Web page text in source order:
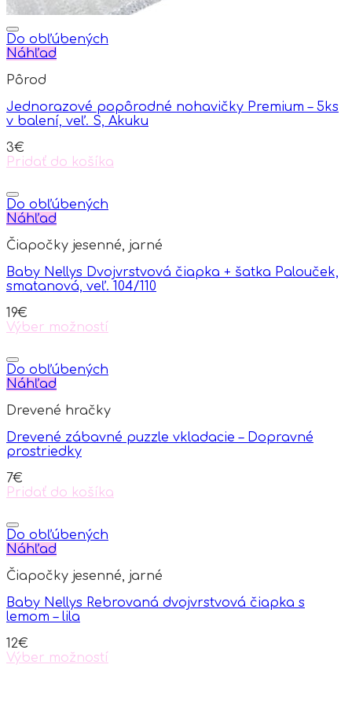
Do obľúbených
Náhľad
Pôrod
Jednorazové popôrodné nohavičky Premium – 5ks
v balení, veľ. S, Akuku
3€
Pridať do košíka
Do obľúbených
Náhľad
Čiapočky jesenné, jarné
Baby Nellys Dvojvrstvová čiapka + šatka Palouček,
smatanová, veľ. 104/110
19€
Výber možností
product
has
multiple
The
may
be
on
the
page
Do obľúbených
Náhľad
Drevené hračky
Drevené zábavné puzzle vkladacie – Dopravné
prostriedky
7€
Pridať do košíka
Do obľúbených
Náhľad
Čiapočky jesenné, jarné
Baby Nellys Rebrovaná dvojvrstvová čiapka s
lemom – lila
12€
Výber možností